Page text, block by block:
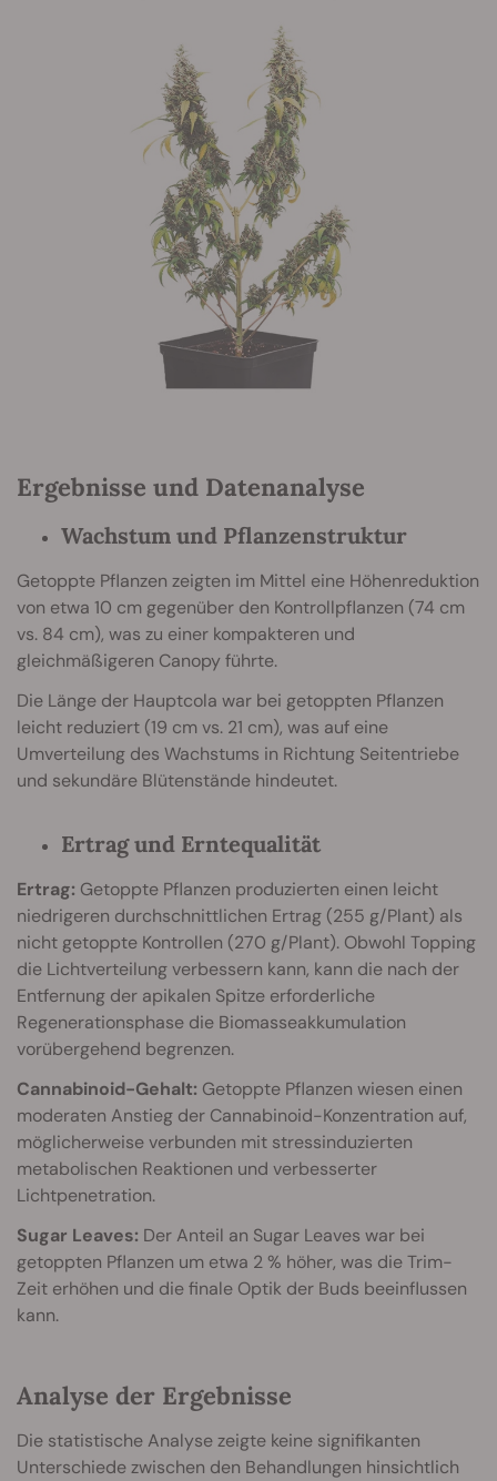
Ergebnisse und Datenanalyse
Wachstum und Pflanzenstruktur
Getoppte Pflanzen zeigten im Mittel eine Höhenreduktion
von etwa 10 cm gegenüber den Kontrollpflanzen (74 cm
vs. 84 cm), was zu einer kompakteren und
gleichmäßigeren Canopy führte.
Die Länge der Hauptcola war bei getoppten Pflanzen
leicht reduziert (19 cm vs. 21 cm), was auf eine
Umverteilung des Wachstums in Richtung Seitentriebe
und sekundäre Blütenstände hindeutet.
Ertrag und Erntequalität
Ertrag: Getoppte Pflanzen produzierten einen leicht
niedrigeren durchschnittlichen Ertrag (255 g/Plant) als
nicht getoppte Kontrollen (270 g/Plant). Obwohl Topping
die Lichtverteilung verbessern kann, kann die nach der
Entfernung der apikalen Spitze erforderliche
Regenerationsphase die Biomasseakkumulation
vorübergehend begrenzen.
Cannabinoid-Gehalt: Getoppte Pflanzen wiesen einen
moderaten Anstieg der Cannabinoid-Konzentration auf,
möglicherweise verbunden mit stressinduzierten
metabolischen Reaktionen und verbesserter
Lichtpenetration.
Sugar Leaves: Der Anteil an Sugar Leaves war bei
getoppten Pflanzen um etwa 2 % höher, was die Trim-
Zeit erhöhen und die finale Optik der Buds beeinflussen
kann.
Analyse der Ergebnisse
Die statistische Analyse zeigte keine signifikanten
Unterschiede zwischen den Behandlungen hinsichtlich